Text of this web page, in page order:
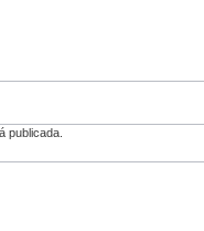
publicada.